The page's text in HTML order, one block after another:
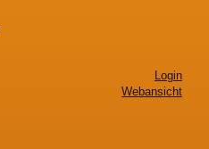
Login
Webansicht